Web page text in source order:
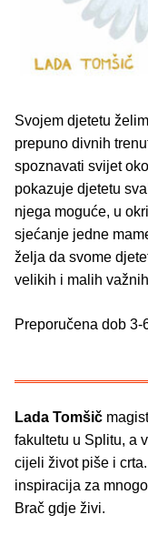
Svojem djetetu
prepuno divnih
spoznavati svijet
pokazuje djetetu
njega moguće, u
sjećanje jedne
želja da svome
velikih i malih
Preporučena dob 3-
Lada Tomšič
fakultetu u Splitu, a
cijeli život piše i
inspiracija za
Brač gdje živi.